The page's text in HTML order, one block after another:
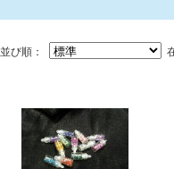
並び順：